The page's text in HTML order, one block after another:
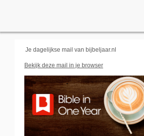
Je dagelijkse mail van bijbeljaar.nl
Bekijk deze mail in je browser